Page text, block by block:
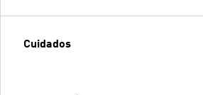
Cuidados